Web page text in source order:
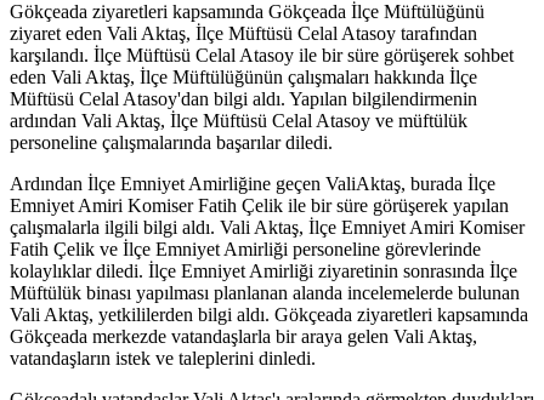
Gökçeada ziyaretleri kapsamında Gökçeada İlçe Müftülüğünü
ziyaret eden Vali Aktaş, İlçe Müftüsü Celal Atasoy tarafından
karşılandı. İlçe Müftüsü Celal Atasoy ile bir süre görüşerek sohbet
eden Vali Aktaş, İlçe Müftülüğünün çalışmaları hakkında İlçe
Müftüsü Celal Atasoy'dan bilgi aldı. Yapılan bilgilendirmenin
ardından Vali Aktaş, İlçe Müftüsü Celal Atasoy ve müftülük
personeline çalışmalarında başarılar diledi.
Ardından İlçe Emniyet Amirliğine geçen ValiAktaş, burada İlçe
Emniyet Amiri Komiser Fatih Çelik ile bir süre görüşerek yapılan
çalışmalarla ilgili bilgi aldı. Vali Aktaş, İlçe Emniyet Amiri Komiser
Fatih Çelik ve İlçe Emniyet Amirliği personeline görevlerinde
kolaylıklar diledi. İlçe Emniyet Amirliği ziyaretinin sonrasında İlçe
Müftülük binası yapılması planlanan alanda incelemelerde bulunan
Vali Aktaş, yetkililerden bilgi aldı. Gökçeada ziyaretleri kapsamında
Gökçeada merkezde vatandaşlarla bir araya gelen Vali Aktaş,
vatandaşların istek ve taleplerini dinledi.